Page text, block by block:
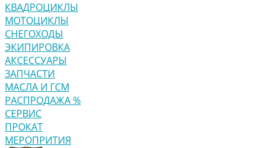
КВАДРОЦИКЛЫ
МОТОЦИКЛЫ
СНЕГОХОДЫ
ЭКИПИРОВКА
АКСЕССУАРЫ
ЗАПЧАСТИ
МАСЛА И ГСМ
РАСПРОДАЖА %
СЕРВИС
ПРОКАТ
МЕРОПРИТИЯ